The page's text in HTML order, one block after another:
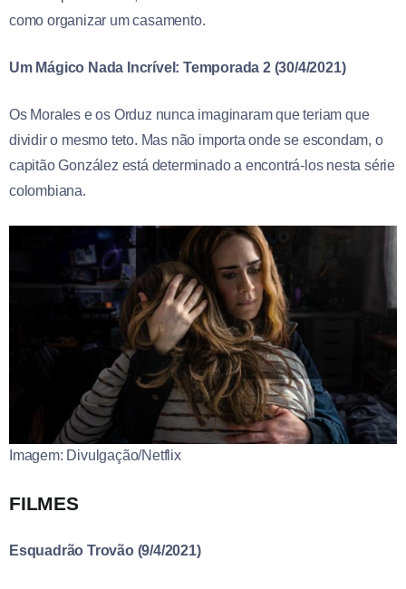
como organizar um casamento.
Um Mágico Nada Incrível: Temporada 2 (30/4/2021)
Os Morales e os Orduz nunca imaginaram que teriam que
dividir o mesmo teto. Mas não importa onde se escondam, o
capitão González está determinado a encontrá-los nesta série
colombiana.
Imagem: Divulgação/Netflix
FILMES
Esquadrão Trovão (9/4/2021)